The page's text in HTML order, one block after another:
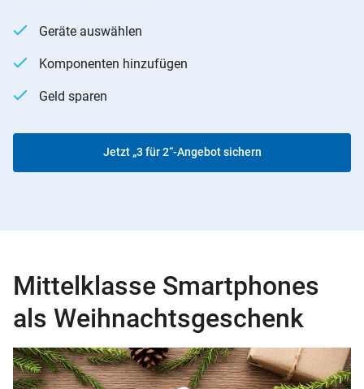
Geräte auswählen
Komponenten hinzufügen
Geld sparen
Jetzt „3 für 2“-Angebot sichern
Mittelklasse Smartphones
als Weihnachtsgeschenk